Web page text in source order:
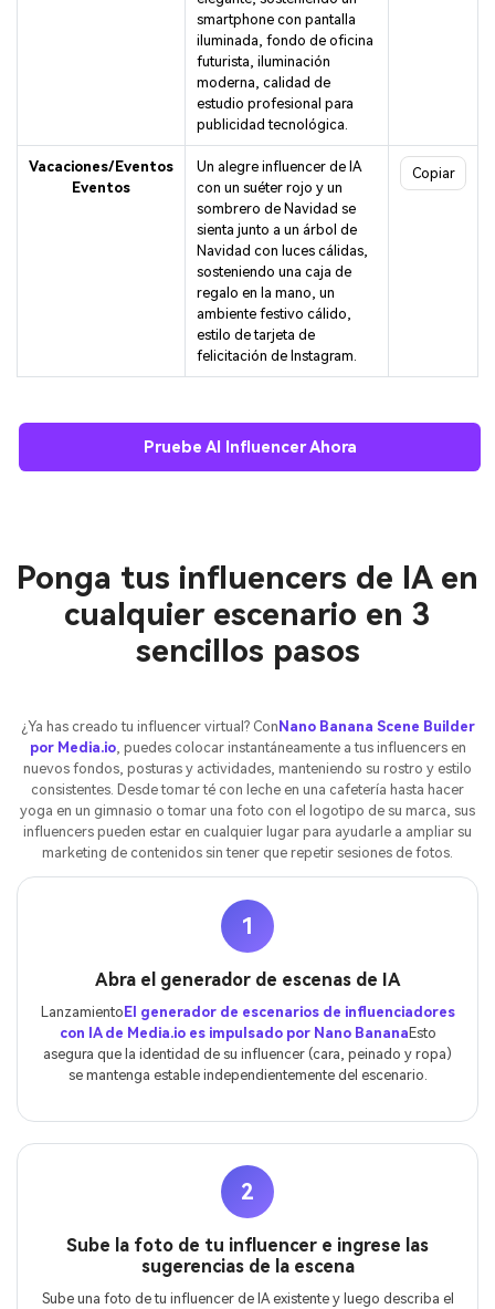
smartphone con pantalla
iluminada, fondo de oficina
futurista, iluminación
moderna, calidad de
estudio profesional para
publicidad tecnológica.
Vacaciones/Eventos
Eventos
Un alegre influencer de IA
con un suéter rojo y un
sombrero de Navidad se
sienta junto a un árbol de
Navidad con luces cálidas,
sosteniendo una caja de
regalo en la mano, un
ambiente festivo cálido,
estilo de tarjeta de
felicitación de Instagram.
Copiar
Pruebe AI Influencer Ahora
Ponga tus influencers de IA en
cualquier escenario en 3
sencillos pasos
¿Ya has creado tu influencer virtual? ConNano Banana Scene Builder
por Media.io, puedes colocar instantáneamente a tus influencers en
nuevos fondos, posturas y actividades, manteniendo su rostro y estilo
consistentes. Desde tomar té con leche en una cafetería hasta hacer
yoga en un gimnasio o tomar una foto con el logotipo de su marca, sus
influencers pueden estar en cualquier lugar para ayudarle a ampliar su
marketing de contenidos sin tener que repetir sesiones de fotos.
1
Abra el generador de escenas de IA
LanzamientoEl generador de escenarios de influenciadores
con IA de Media.io es impulsado por Nano BananaEsto
asegura que la identidad de su influencer (cara, peinado y ropa)
se mantenga estable independientemente del escenario.
2
Sube la foto de tu influencer e ingrese las
sugerencias de la escena
Sube una foto de tu influencer de IA existente y luego describa el